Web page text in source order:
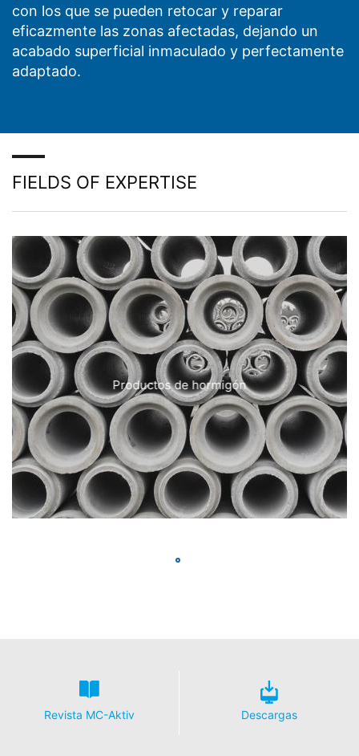
con los que se pueden retocar y reparar
eficazmente las zonas afectadas, dejando un
acabado superficial inmaculado y perfectamente
adaptado.
FIELDS OF EXPERTISE
Productos de hormigón
Revista MC-Aktiv Descargas